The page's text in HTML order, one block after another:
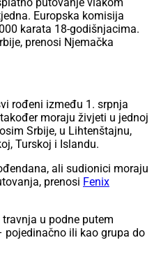
putovanje vlakom
Europska komisija
karata 18-godišnjacima.
prenosi Njemačka
rođeni između 1. srpnja
moraju živjeti u jednoj
Srbije, u Lihtenštajnu,
Turskoj i Islandu.
ali sudionici moraju
prenosi Fenix
u podne putem
pojedinačno ili kao grupa do